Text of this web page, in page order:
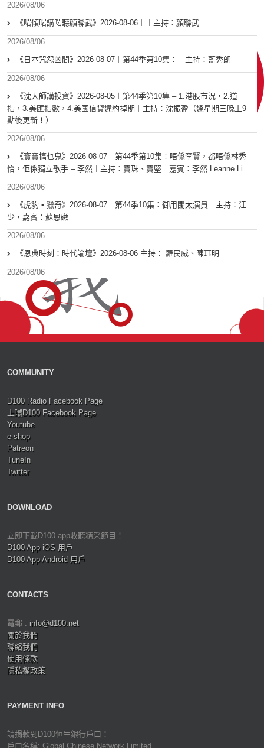
2026/08/06
《啱傾啱講啱聽顏聯武》2026-08-06︱︱主持：顏聯武
2026/08/06
《日本咒怨凶間》2026-08-07︱第44季第10集：︱主持：藍秀朗
2026/08/06
《沈大師講投資》2026-08-05︱第44季第10集 – 1.港股市況，2.道
指，3.美匯指數，4.美國信貸違約掉期︱主持：沈振盈（逢星期三晚上9
點後更新！）
2026/08/06
《寶寶搞乜鬼》2026-08-07︱第44季第10集︰唔係李賢，都唔係林秀
怡，佢係獨立歌手 – 李然︱主持：寶珠、寶堅 嘉賓：李然 Leanne Li
2026/08/06
《虎豹 • 獵奇》2026-08-07︱第44季10集：御用闊太演員︱主持：江
少，嘉賓：蘇恩磁
2026/08/06
《恩典時刻：時代論壇》2026-08-06 主持： 羅民威、陳珏明
2026/08/06
COMMUNITY
D100 Radio Facebook Page
上環D100 Facebook Page
Youtube
e-shop
Patreon
TuneIn
Twitter
DOWNLOAD
立即下載D100 app收聽精采節目！
D100 App iOS 用戶
D100 App Android 用戶
CONTACTS
電郵 : info@d100.net
關於我們
聯絡我們
使用條款
隱私權政策
PAYMENT INFO
請捐款到D100恒生銀行戶口：
戶口名稱: Global Chinese Network Limited